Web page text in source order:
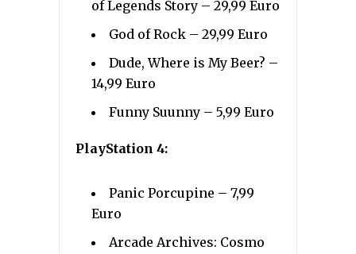
of Legends Story – 29,99 Euro
God of Rock – 29,99 Euro
Dude, Where is My Beer? –
14,99 Euro
Funny Suunny – 5,99 Euro
PlayStation 4:
Panic Porcupine – 7,99
Euro
Arcade Archives: Cosmo